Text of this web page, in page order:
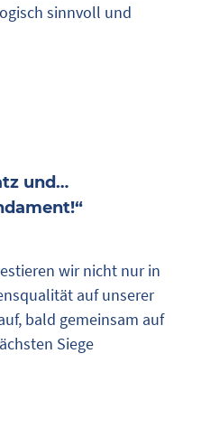
sinnvoll und
und…
wir nicht nur in
auf unserer
bald gemeinsam auf
Siege